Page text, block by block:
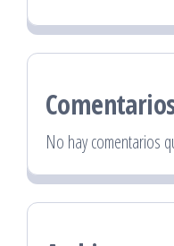
No hay comentarios